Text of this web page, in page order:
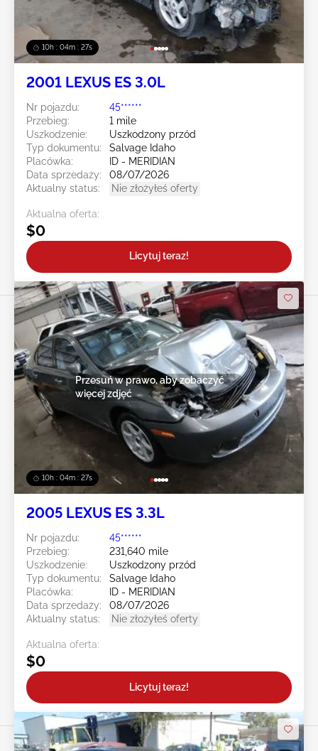
10h : 04m : 24s
2001 LEXUS ES 3.0L
Nr pojazdu:
45******
Przebieg:
1 mile
Uszkodzenie:
Uszkodzony przód
Typ dokumentu:
Salvage Idaho
Placówka:
ID - MERIDIAN
Data sprzedaży:
08/07/2026
Aktualny status:
Nie złożyłeś oferty
Aktualna oferta:
$0
Licytuj teraz!
10h : 04m : 24s
Przesuń w prawo, aby zobaczyć
więcej zdjęć
2005 LEXUS ES 3.3L
Nr pojazdu:
45******
Przebieg:
231,640 mile
Uszkodzenie:
Uszkodzony przód
Typ dokumentu:
Salvage Idaho
Placówka:
ID - MERIDIAN
Data sprzedaży:
08/07/2026
Aktualny status:
Nie złożyłeś oferty
Aktualna oferta:
$0
Licytuj teraz!